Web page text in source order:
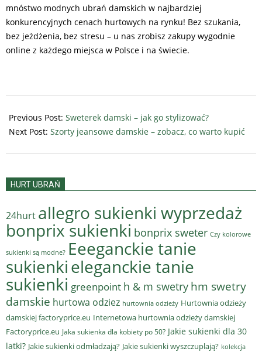
mnóstwo modnych ubrań damskich w najbardziej
konkurencyjnych cenach hurtowych na rynku! Bez szukania,
bez jeżdżenia, bez stresu – u nas zrobisz zakupy wygodnie
online z każdego miejsca w Polsce i na świecie.
02-
22
Previous Post: Sweterek damski – jak go stylizować?
Next Post: Szorty jeansowe damskie – zobacz, co warto kupić
HURT UBRAŃ
24hurt allegro sukienki wyprzedaż
bonprix sukienki bonprix sweter Czy kolorowe
sukienki są modne? Eeeganckie tanie
sukienkieleganckie tanie
sukienki greenpoint h & m swetry hm swetry
damskie hurtowa odziez hurtownia odzieży Hurtownia odzieży
damskiej factoryprice.eu Internetowa hurtownia odzieży damskiej
Factoryprice.eu Jaka sukienka dla kobiety po 50? Jakie sukienki dla 30
latki? Jakie sukienki odmładzają? Jakie sukienki wyszczuplają? kolekcja